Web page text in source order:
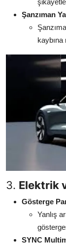
Şanzıman
kaybına
3. Elektrik
Gösterge
Yanlış
SYNC